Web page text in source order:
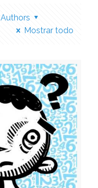
Authors
Mostrar todo